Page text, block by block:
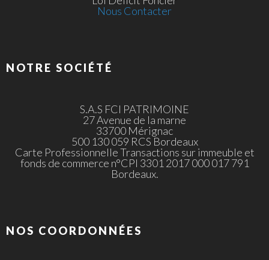
Nous Contacter
NOTRE SOCIÉTÉ
S.A.S FCI PATRIMOINE
27 Avenue de la marne
33700 Mérignac
500 130 059 RCS Bordeaux
Carte Professionnelle Transactions sur immeuble et
fonds de commerce n°CPI 3301 2017 000 017 791
Bordeaux.
NOS COORDONNÉES